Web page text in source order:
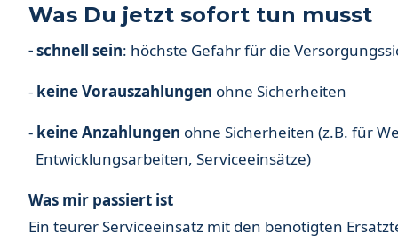
Was Du jetzt sofort tun musst
- schnell sein: höchste Gefahr für die
- keine Vorauszahlungen ohne Sicherheiten
- keine Anzahlungen ohne Sicherheiten (z.B. für
Entwicklungsarbeiten, Serviceeinsätze)
Was mir passiert ist
Ein teurer Serviceeinsatz mit den benötigten